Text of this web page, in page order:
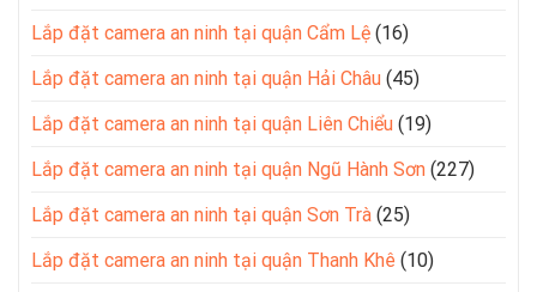
Lắp đặt camera an ninh tại quận Cẩm Lệ (16)
Lắp đặt camera an ninh tại quận Hải Châu (45)
Lắp đặt camera an ninh tại quận Liên Chiểu (19)
Lắp đặt camera an ninh tại quận Ngũ Hành Sơn (227)
Lắp đặt camera an ninh tại quận Sơn Trà (25)
Lắp đặt camera an ninh tại quận Thanh Khê (10)